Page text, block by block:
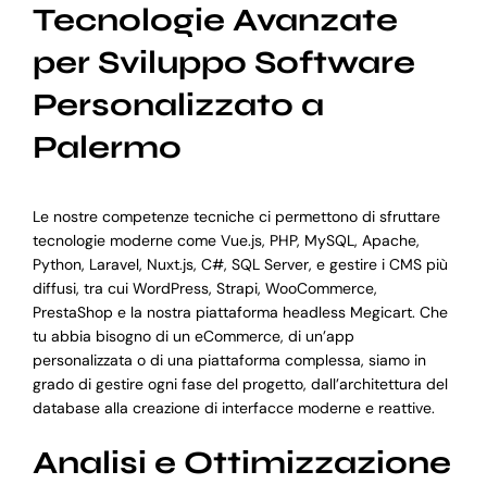
Tecnologie Avanzate
per Sviluppo Software
Personalizzato a
Palermo
Le nostre competenze tecniche ci permettono di sfruttare
tecnologie moderne come Vue.js, PHP, MySQL, Apache,
Python, Laravel, Nuxt.js, C#, SQL Server, e gestire i CMS più
diffusi, tra cui WordPress, Strapi, WooCommerce,
PrestaShop e la nostra piattaforma headless Megicart. Che
tu abbia bisogno di un eCommerce, di un’app
personalizzata o di una piattaforma complessa, siamo in
grado di gestire ogni fase del progetto, dall’architettura del
database alla creazione di interfacce moderne e reattive.
Analisi e Ottimizzazione